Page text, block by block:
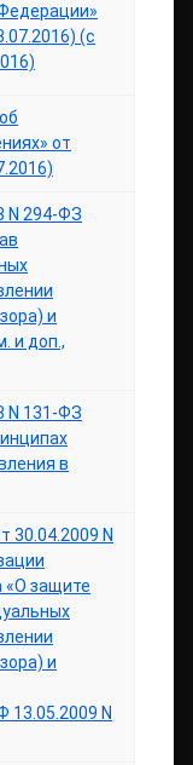
(с
от
N 294-ФЗ
и
и доп.,
N 131-ФЗ
в
30.04.2009 N
«О защите
и
13.05.2009 N